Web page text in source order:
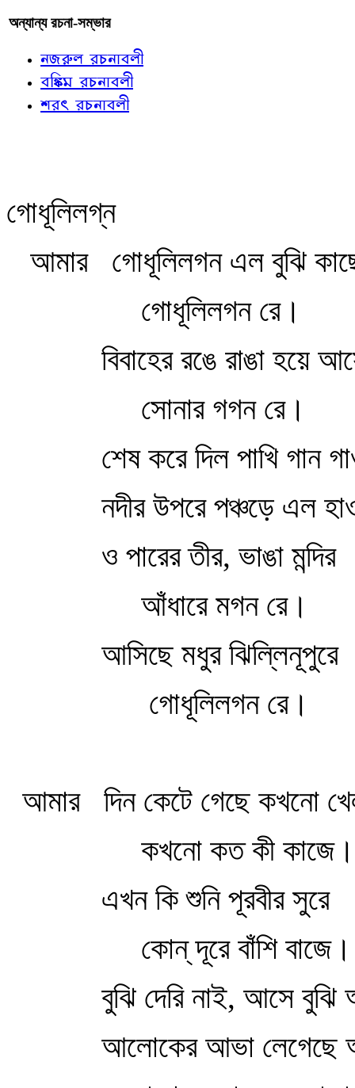
অন্যান্য রচনা-সম্ভার
নজরুল রচনাবলী
বঙ্কিম রচনাবলী
শরৎ রচনাবলী
গোধূলিলগ্ন
আমার
গোধূলিলগন এল বুঝি
গোধূলিলগন রে।
বিবাহের রঙে রাঙা হয়ে
সোনার গগন রে।
শেষ করে দিল পাখি গান
নদীর উপরে পঞ্চড়ে এল
ও পারের তীর, ভাঙা মন্দির
আঁধারে মগন রে।
আসিছে মধুর ঝিল্লিনূপুরে
গোধূলিলগন রে।
আমার
দিন কেটে গেছে কখনো
কখনো কত কী কাজে।
এখন কি শুনি পূরবীর সুরে
কোন্‌ দূরে বাঁশি বাজে।
বুঝি দেরি নাই, আসে
আলোকের আভা লেগেছে